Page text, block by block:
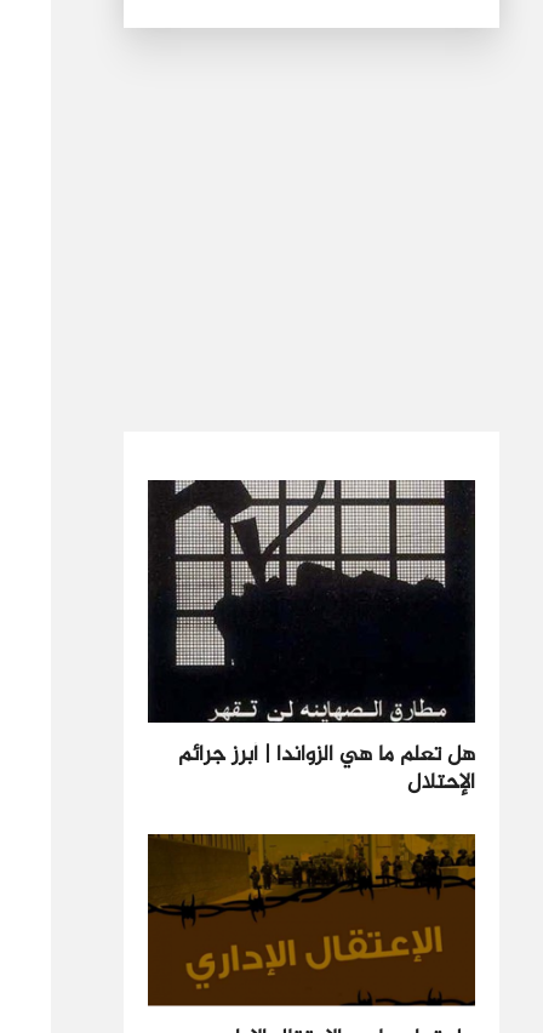
هل تعلم ما هي الزواندا | أبرز جرائم
الإحتلال